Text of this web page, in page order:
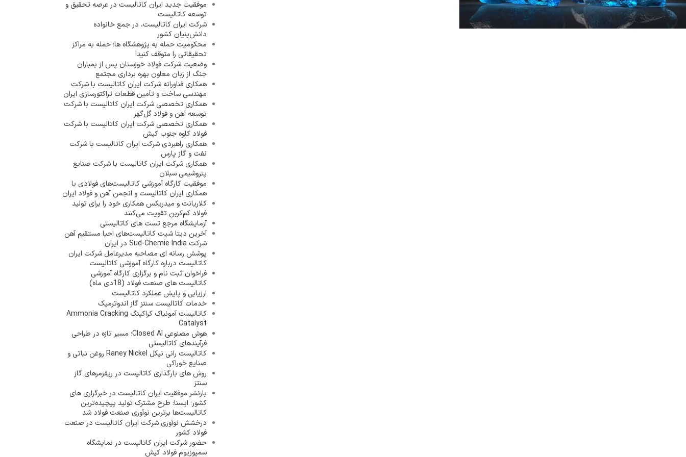
موفقیت جدید ایران کاتالیست در عرصه تحقیق و
توسعه کاتالیست
شرکت ایران کاتالیست، در جمع خانواده
دانش‌بنیان کشور
محکومیت حمله به پژوهشگاه ها؛ حمله به مراکز
تحقیقاتی را متوقف کنید!
وضعیت شرکت فولاد خوزستان پس از بمباران
جنگ از زبان معاون بهره برداری مجتمع
همکاری فناورانه شرکت ایران کاتالیست با شرکت
مهندسی ساخت و تأمین قطعات تراکتورسازی ایران
همکاری تخصصی شرکت ایران کاتالیست با شرکت
توسعه آهن و فولاد گل‌گهر
همکاری تخصصی شرکت ایران کاتالیست با شرکت
فولاد کاوه جنوب کیش
همکاری راهبردی شرکت ایران کاتالیست با شرکت
نفت و گاز پارس
همکاری شرکت ایران کاتالیست با شرکت صنایع
پتروشیمی سبلان
موفقیت کارگاه آموزشی کاتالیست‌های فولادی با
همکاری ایران کاتالیست و انجمن آهن و فولاد ایران
کلاریانت و میدریکس همکاری خود را برای تولید
فولاد کم‌کربن تقویت می‌کنند
آزمایشگاه مرجع تست های کاتالیستی
آخرین دیتا شیت کاتالیست‌های احیا مستقیم آهن
شرکت Sud-Chemie India در ایران
پوشش رسانه ای مصاحبه مدیرعامل شرکت ایران
کاتالیست درباره کارگاه آموزشی کاتالیست
فراخوان ثبت نام و برگزاری کارگاه آموزشی
کاتالیست های صنعت فولاد (18دی ماه)
ارزیابی و پایش عملکرد کاتالیست
خدمات کاتالیست سنتز گاز اندوترمیک
کاتالیست آمونیاک کراکینگ Ammonia Cracking
Catalyst
هوش مصنوعی Closed AI؛ مسیر تازه در طراحی
فرآیندهای کاتالیستی
کاتالیست رانی نیکل Raney Nickel روغن نباتی و
صنایع خوراکی
روش های بارگذاری کاتالیست در ریفرمرهای گاز
سنتز
بازنشر موفقیت ایران کاتالیست در خبرگزاری های
کشور؛ ایسنا: طرح مشترک تولید پیچیده‌ترین
کاتالیست‌ها برترین نوآوری صنعت فولاد شد
درخشش نوآوری شرکت ایران کاتالیست در صنعت
فولاد کشور
حضور شرکت ایران کاتالیست در نمایشگاه
سمپوزیوم فولاد کیش